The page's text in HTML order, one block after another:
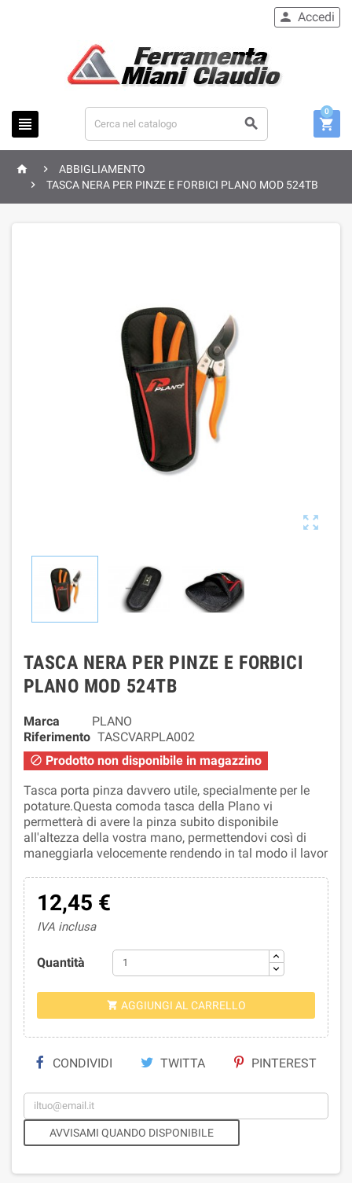
 
 Accedi

0
 
ABBIGLIAMENTO

TASCA NERA PER PINZE E FORBICI PLANO MOD 524TB

TASCA NERA PER PINZE E FORBICI
PLANO MOD 524TB
Marca
PLANO
Riferimento TASCVARPLA002
 Prodotto non disponibile in magazzino
Tasca porta pinza davvero utile, specialmente per le
potature.Questa comoda tasca della Plano vi
permetterà di avere la pinza subito disponibile
all'altezza della vostra mano, permettendovi così di
maneggiarla velocemente rendendo in tal modo il lavor
12,45 €
IVA inclusa
Quantità
 AGGIUNGI AL CARRELLO
CONDIVIDI TWITTA PINTEREST
AVVISAMI QUANDO DISPONIBILE